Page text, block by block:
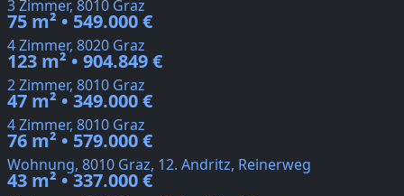
3 Zimmer, 8010 Graz
75 m² • 549.000 €
4 Zimmer, 8020 Graz
123 m² • 904.849 €
2 Zimmer, 8010 Graz
47 m² • 349.000 €
4 Zimmer, 8010 Graz
76 m² • 579.000 €
Wohnung, 8010 Graz, 12. Andritz, Reinerweg
43 m² • 337.000 €